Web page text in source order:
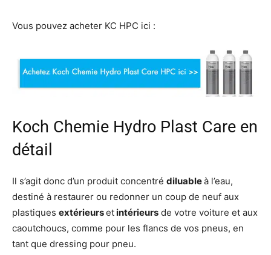
Vous pouvez acheter KC HPC ici :
Koch Chemie Hydro Plast Care en
détail
Il s’agit donc d’un produit concentré diluableà l’eau,
destiné à restaurer ou redonner un coup de neuf aux
plastiques extérieursetintérieurs de votre voiture et aux
caoutchoucs, comme pour les flancs de vos pneus, en
tant que dressing pour pneu.